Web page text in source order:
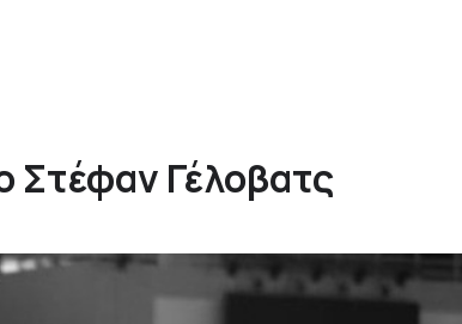
Στέφαν Γέλοβατς